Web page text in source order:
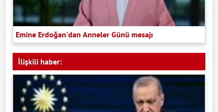
Emine Erdoğan'dan Anneler Günü mesajı
İlişkili haber: